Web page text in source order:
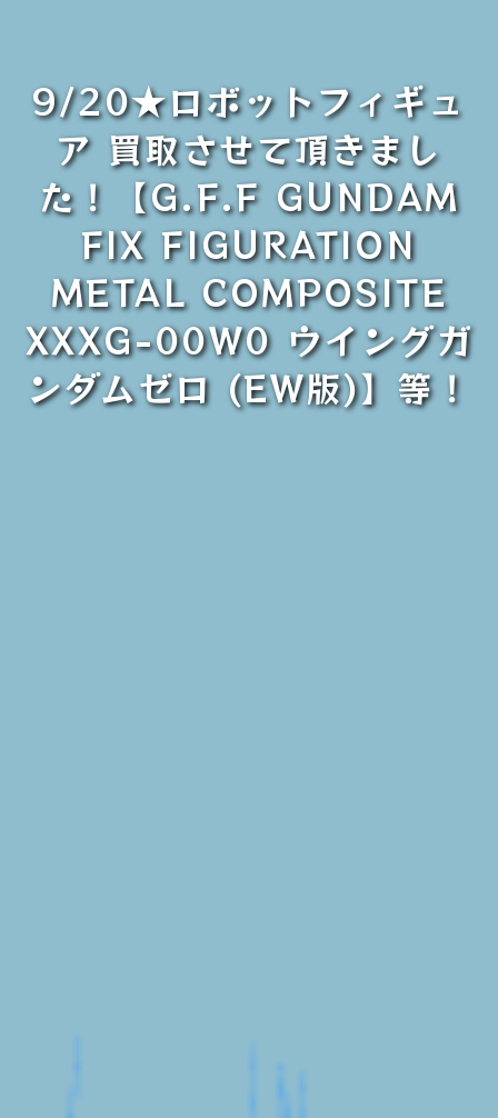
9/20★ロボットフィギュ
ア 買取させて頂きまし
た！【G.F.F GUNDAM
FIX FIGURATION
METAL COMPOSITE
XXXG-00W0 ウイングガ
ンダムゼロ (EW版)】等！